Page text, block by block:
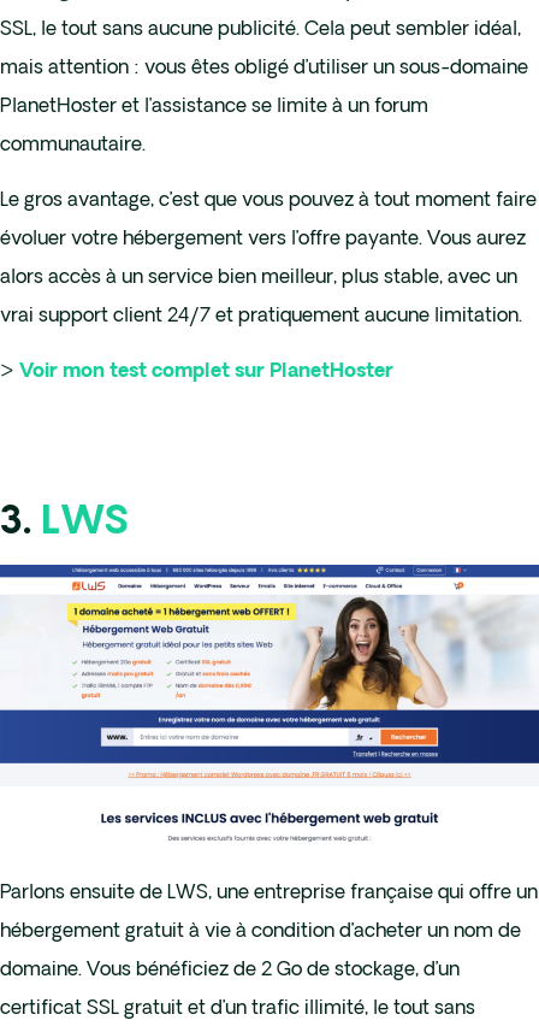
SSL, le tout sans aucune publicité. Cela peut sembler idéal,
mais attention : vous êtes obligé d’utiliser un sous-domaine
PlanetHoster et l’assistance se limite à un forum
communautaire.
Le gros avantage, c’est que vous pouvez à tout moment faire
évoluer votre hébergement vers l’offre payante. Vous aurez
alors accès à un service bien meilleur, plus stable, avec un
vrai support client 24/7 et pratiquement aucune limitation.
> Voir mon test complet sur PlanetHoster
3. LWS
Parlons ensuite de LWS, une entreprise française qui offre un
hébergement gratuit à vie à condition d’acheter un nom de
domaine. Vous bénéficiez de 2 Go de stockage, d’un
certificat SSL gratuit et d’un trafic illimité, le tout sans